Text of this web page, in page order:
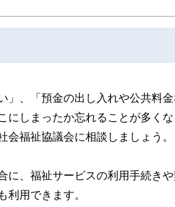
」、「預金の出し入れや公共料
にしまったか忘れることが多く
会福祉協議会に相談しましょう。
に、福祉サービスの利用手続き
利用できます。